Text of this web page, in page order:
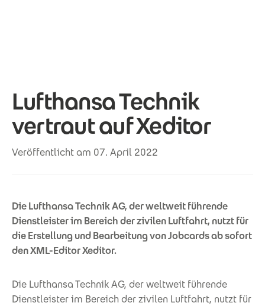
Lufthansa Technik
vertraut auf Xeditor
Veröffentlicht am 07. April 2022
Die Lufthansa Technik AG, der weltweit führende
Dienstleister im Bereich der zivilen Luftfahrt, nutzt für
die Erstellung und Bearbeitung von Jobcards ab sofort
den XML-Editor Xeditor.
Die Lufthansa Technik AG, der weltweit führende
Dienstleister im Bereich der zivilen Luftfahrt, nutzt für